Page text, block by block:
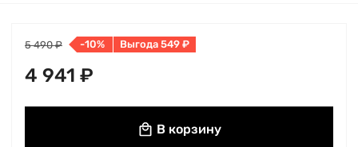
5 490 ₽ -10% Выгода 549 ₽
4 941 ₽
В корзину